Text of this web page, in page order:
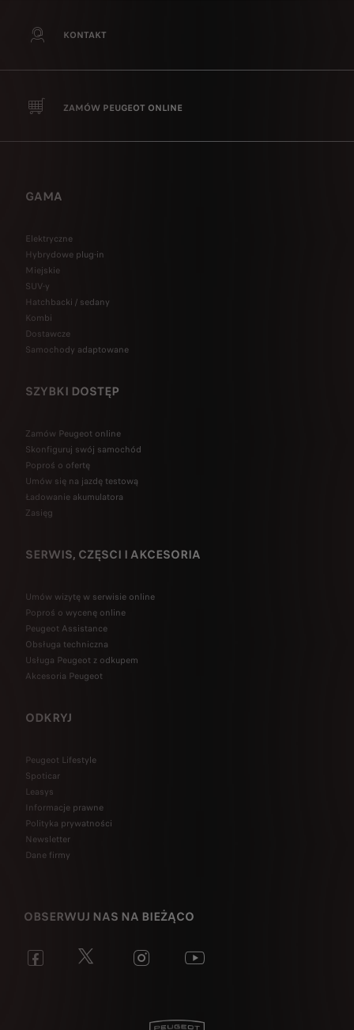
KONTAKT
ZAMÓW PEUGEOT ONLINE
GAMA
Elektryczne
Hybrydowe plug-in
Miejskie
SUV-y
Hatchbacki / sedany
Kombi
Dostawcze
Samochody adaptowane
SZYBKI DOSTĘP
Zamów Peugeot online
Skonfiguruj swój samochód
Poproś o ofertę
Umów się na jazdę testową
Ładowanie akumulatora
Zasięg
SERWIS, CZĘSCI I AKCESORIA
Umów wizytę w serwisie online
Poproś o wycenę online
Peugeot Assistance
Obsługa techniczna
Usługa Peugeot z odkupem
Akcesoria Peugeot
ODKRYJ
Peugeot Lifestyle
Spoticar
Leasys
Informacje prawne
Polityka prywatności
Newsletter
Dane firmy
OBSERWUJ NAS NA BIEŻĄCO